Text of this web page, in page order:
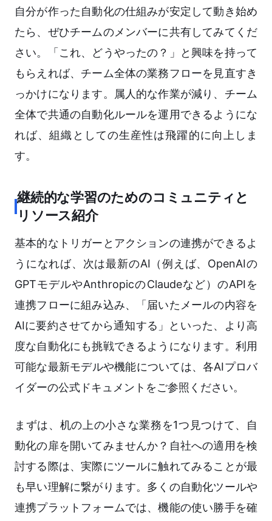
自分が作った自動化の仕組みが安定して動き始め
たら、ぜひチームのメンバーに共有してみてくだ
さい。「これ、どうやったの？」と興味を持って
もらえれば、チーム全体の業務フローを見直すき
っかけになります。属人的な作業が減り、チーム
全体で共通の自動化ルールを運用できるようにな
れば、組織としての生産性は飛躍的に向上しま
す。
継続的な学習のためのコミュニティと
リソース紹介
基本的なトリガーとアクションの連携ができるよ
うになれば、次は最新のAI（例えば、OpenAIの
GPTモデルやAnthropicのClaudeなど）のAPIを
連携フローに組み込み、「届いたメールの内容を
AIに要約させてから通知する」といった、より高
度な自動化にも挑戦できるようになります。利用
可能な最新モデルや機能については、各AIプロバ
イダーの公式ドキュメントをご参照ください。
まずは、机の上の小さな業務を1つ見つけて、自
動化の扉を開いてみませんか？自社への適用を検
討する際は、実際にツールに触れてみることが最
も早い理解に繋がります。多くの自動化ツールや
連携プラットフォームでは、機能の使い勝手を確